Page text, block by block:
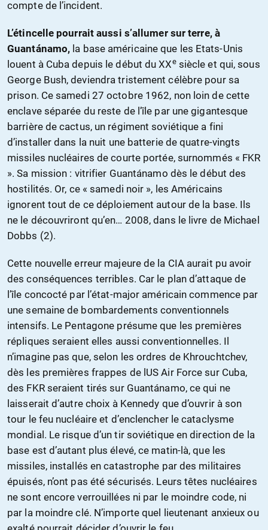
compte de l’incident.
L’étincelle pourrait aussi s’allumer sur terre, à
Guantánamo, la base américaine que les Etats-Unis
louent à Cuba depuis le début du XXesiècle et qui, sous
George Bush, deviendra tristement célèbre pour sa
prison. Ce samedi 27 octobre 1962, non loin de cette
enclave séparée du reste de l’île par une gigantesque
barrière de cactus, un régiment soviétique a fini
d’installer dans la nuit une batterie de quatre-vingts
missiles nucléaires de courte portée, surnommés « FKR
». Sa mission : vitrifier Guantánamo dès le début des
hostilités. Or, ce « samedi noir », les Américains
ignorent tout de ce déploiement autour de la base. Ils
ne le découvriront qu’en… 2008, dans le livre de Michael
Dobbs (2).
Cette nouvelle erreur majeure de la CIA aurait pu avoir
des conséquences terribles. Car le plan d’attaque de
l’île concocté par l’état-major américain commence par
une semaine de bombardements conventionnels
intensifs. Le Pentagone présume que les premières
répliques seraient elles aussi conventionnelles. Il
n’imagine pas que, selon les ordres de Khrouchtchev,
dès les premières frappes de lUS Air Force sur Cuba,
des FKR seraient tirés sur Guantánamo, ce qui ne
laisserait d’autre choix à Kennedy que d’ouvrir à son
tour le feu nucléaire et d’enclencher le cataclysme
mondial. Le risque d’un tir soviétique en direction de la
base est d’autant plus élevé, ce matin-là, que les
missiles, installés en catastrophe par des militaires
épuisés, n’ont pas été sécurisés. Leurs têtes nucléaires
ne sont encore verrouillées ni par le moindre code, ni
par la moindre clé. N’importe quel lieutenant anxieux ou